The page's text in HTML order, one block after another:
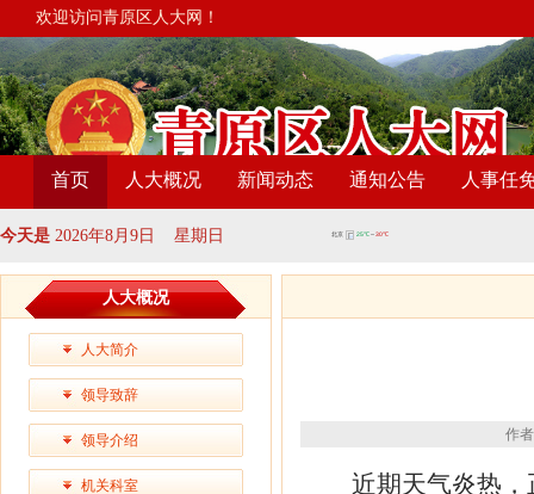
欢迎访问青原区人大网！
首页 人大概况 新闻动态 通知公告 人事任
今天是 2026年8月9日 星期日
人大概况
人大简介
领导致辞
领导介绍
机关科室
作
近期天气炎热